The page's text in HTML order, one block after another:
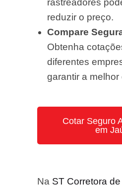
reduzir o preço.
Compare
Obtenha
diferentes
garantir a melhor
Cotar Seguro
em
Na ST Corretora